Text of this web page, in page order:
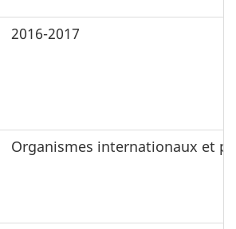
2016-2017
Organismes internationaux et